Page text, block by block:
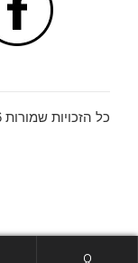
כל הזכויות שמורות azoulay-style 2026 |